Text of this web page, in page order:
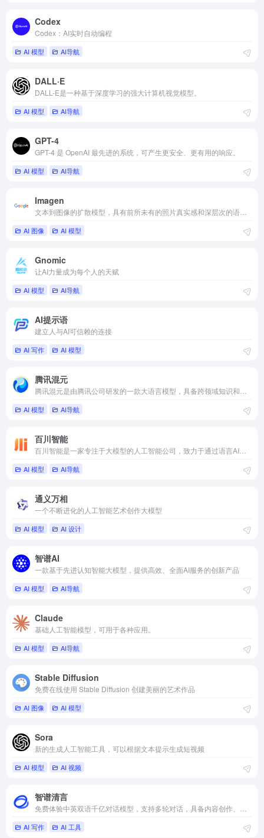
Codex
Codex：AI实时自动编程
AI 模型 AI导航
DALL·E
DALL-E是一种基于深度学习的强大计算机视觉模型。
AI 模型 AI导航
GPT-4
GPT-4 是 OpenAI 最先进的系统，可产生更安全、更有用的响应。
AI 模型 AI导航
Imagen
AI 图像 AI 模型
Gnomic
让AI力量成为每个人的天赋
AI 模型 AI导航
AI提示语
建立人与AI可信赖的连接
AI 写作 AI 模型
腾讯混元
AI 模型 AI导航
百川智能
AI 模型 AI导航
通义万相
一个不断进化的人工智能艺术创作大模型
AI 模型 AI 设计
智谱AI
一款基于先进认知智能大模型，提供高效、全面AI服务的创新产品
AI 模型 AI导航
Claude
基础人工智能模型，可用于各种应用。
AI 模型 AI导航
Stable Diffusion
免费在线使用 Stable Diffusion 创建美丽的艺术作品
AI 图像 AI 模型
Sora
新的生成人工智能工具，可以根据文本提示生成短视频
AI 模型 AI 视频
智谱清言
AI 写作 AI 工具